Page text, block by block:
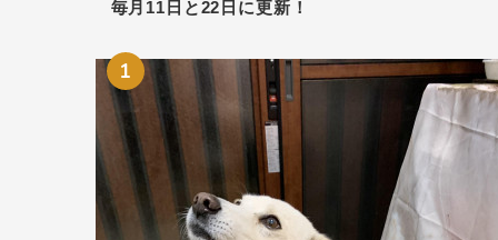
毎月11日と22日に更新！
1